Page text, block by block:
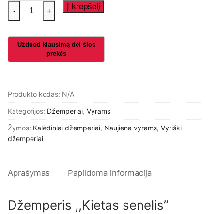
produkto
kiekis:
,,Kietas
- + Į krepšelį
Produkto kodas: N/A
Kategorijos: Džemperiai, Vyrams
Žymos: Kalėdiniai džemperiai, Naujiena vyrams, Vyriški
džemperiai
Aprašymas Papildoma informacija
Džemperis ,,Kietas senelis”